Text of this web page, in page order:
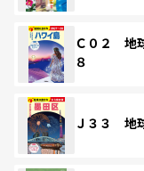
Ｃ０２ 地
８
Ｊ３３ 地